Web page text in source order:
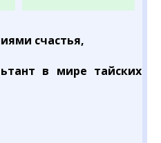
счастья,
в мире тайских